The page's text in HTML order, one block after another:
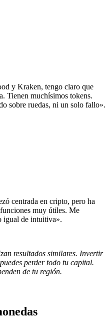
y Kraken, tengo claro que
Tienen muchísimos tokens.
sobre ruedas, ni un solo fallo».
centrada en cripto, pero ha
muy útiles. Me
igual de intuitiva».
resultados similares. Invertir
perder todo tu capital.
de tu región.